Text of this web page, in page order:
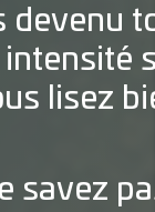
devenu
intensité
lisez
savez